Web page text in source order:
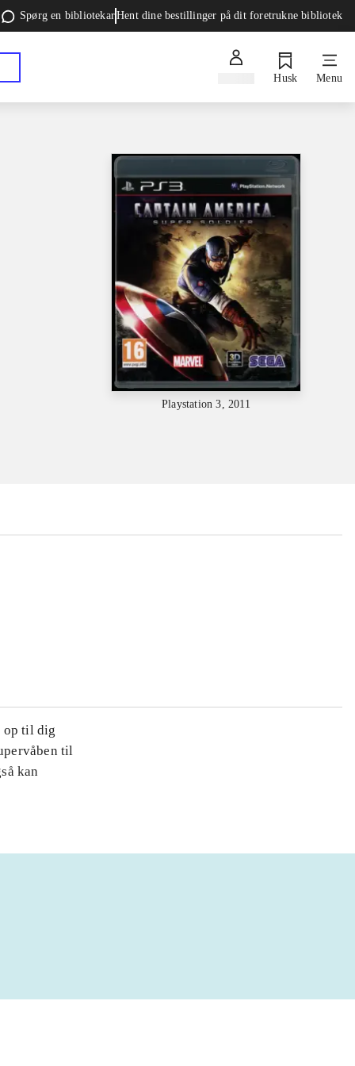
Spørg en bibliotekarHent dine bestillinger på dit foretrukne bibliotek
Husk Menu
Playstation 3, 2011
op til dig
til
kan